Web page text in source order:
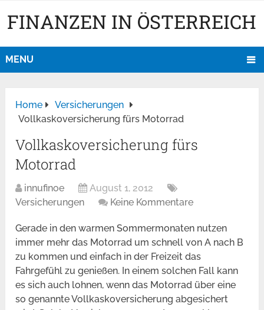
FINANZEN IN ÖSTERREICH
MENU
Home
Versicherungen
Vollkaskoversicherung fürs Motorrad
Vollkaskoversicherung fürs
Motorrad
innufinoe
August 1, 2012
Versicherungen
Keine Kommentare
Gerade in den warmen Sommermonaten nutzen
immer mehr das Motorrad um schnell von A nach B
zu kommen und einfach in der Freizeit das
Fahrgefühl zu genießen. In einem solchen Fall kann
es sich auch lohnen, wenn das Motorrad über eine
so genannte Vollkaskoversicherung abgesichert